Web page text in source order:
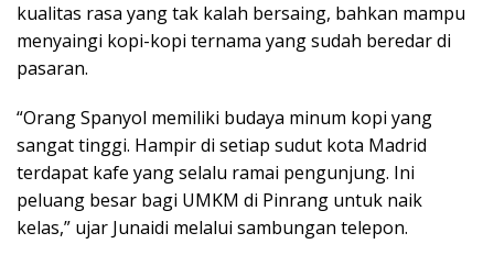
kualitas rasa yang tak kalah bersaing, bahkan mampu
menyaingi kopi-kopi ternama yang sudah beredar di
pasaran.
“Orang Spanyol memiliki budaya minum kopi yang
sangat tinggi. Hampir di setiap sudut kota Madrid
terdapat kafe yang selalu ramai pengunjung. Ini
peluang besar bagi UMKM di Pinrang untuk naik
kelas,” ujar Junaidi melalui sambungan telepon.